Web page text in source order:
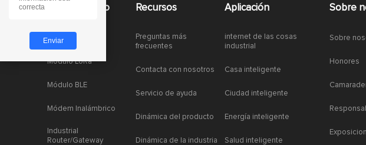
Acceso rapido
Módulo LoRa
Módulo LoRa
Módulo BLE
Módem Inalámbrico
Industrial
Router/Gateway
Recursos
Preguntas más
frecuentes
Contacta con nosotros
Servicio de ayuda
Dinámica del producto
Dinámica de la industria
Aplicación
internet de las cosas
industrial
Casa inteligente
Ciudad inteligente
Energía inteligente
Salud inteligente
Sobre
Sobre
Honores